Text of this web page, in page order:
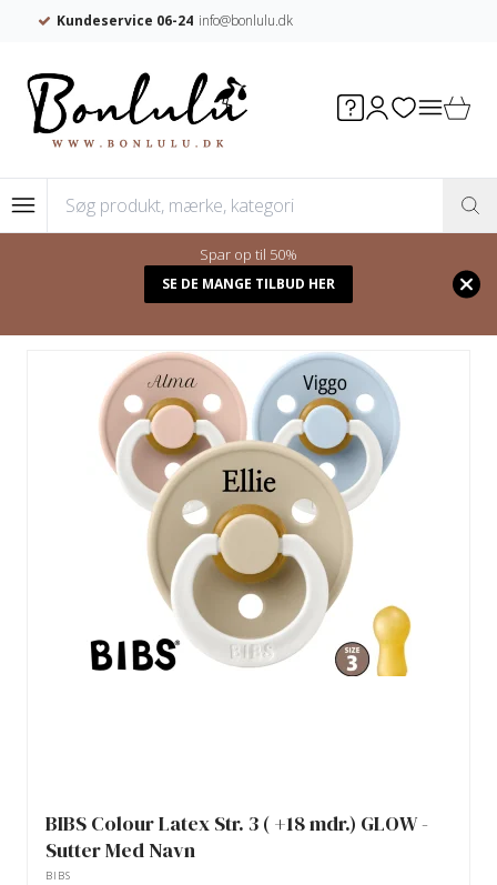
Kundeservice 06-24 info@bonlulu.dk
Spar op til 50%
SE DE MANGE TILBUD HER
/ Sutter med navn /
STR. 3 (18+ MDR)
BIBS Colour Latex Str. 3 ( +18 mdr.) GLOW -
Sutter Med Navn
BIBS